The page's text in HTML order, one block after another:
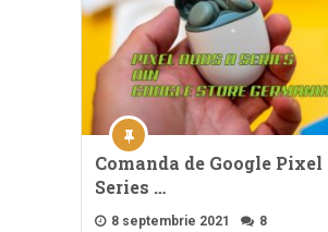
Comanda de Google Pixel
Series …
8 septembrie 2021 8